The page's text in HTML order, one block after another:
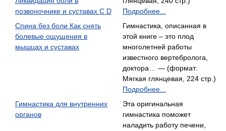
позвоночнике и суставах С D
Подробнее...
Спина без боли Как снять
болевые ощущения в
мышцах и суставах
Гимнастика, описанная в
этой книге – это плод
многолетней работы
известного вертебролога,
доктора… — (формат:
Мягкая глянцевая, 224 стр.)
Подробнее...
Гимнастика для внутренних
органов
Эта оригинальная
гимнастика поможет
наладить работу печени,